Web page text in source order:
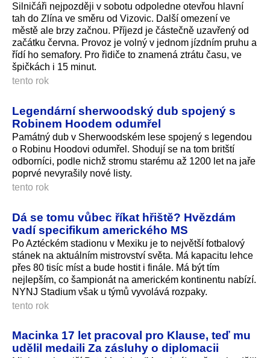
Silničáři nejpozději v sobotu odpoledne otevřou hlavní
tah do Zlína ve směru od Vizovic. Další omezení ve
městě ale brzy začnou. Příjezd je částečně uzavřený od
začátku června. Provoz je volný v jednom jízdním pruhu a
řídí ho semafory. Pro řidiče to znamená ztrátu času, ve
špičkách i 15 minut.
tento rok
Legendární sherwoodský dub spojený s
Robinem Hoodem odumřel
Památný dub v Sherwoodském lese spojený s legendou
o Robinu Hoodovi odumřel. Shodují se na tom britští
odborníci, podle nichž stromu starému až 1200 let na jaře
poprvé nevyrašily nové listy.
tento rok
Dá se tomu vůbec říkat hřiště? Hvězdám
vadí specifikum amerického MS
Po Aztéckém stadionu v Mexiku je to největší fotbalový
stánek na aktuálním mistrovství světa. Má kapacitu lehce
přes 80 tisíc míst a bude hostit i finále. Má být tím
nejlepším, co šampionát na americkém kontinentu nabízí.
NYNJ Stadium však u týmů vyvolává rozpaky.
tento rok
Macinka 17 let pracoval pro Klause, teď mu
udělil medaili Za zásluhy o diplomacii